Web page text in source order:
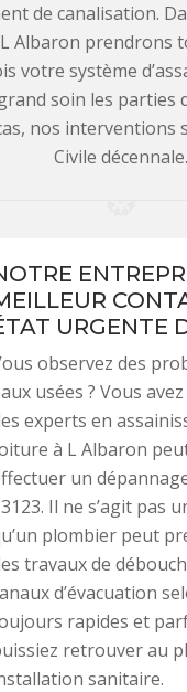
de canalisation.
Albaron prendrons
votre système
soin les parties
nos
Civile décennale.
URGENTE
observez des
usées ? Vous
experts en
à L Albaron
un
Il ne s’agit pas
plombier peut
travaux de
d’évacuation
rapides et
retrouver au
sanitaire.